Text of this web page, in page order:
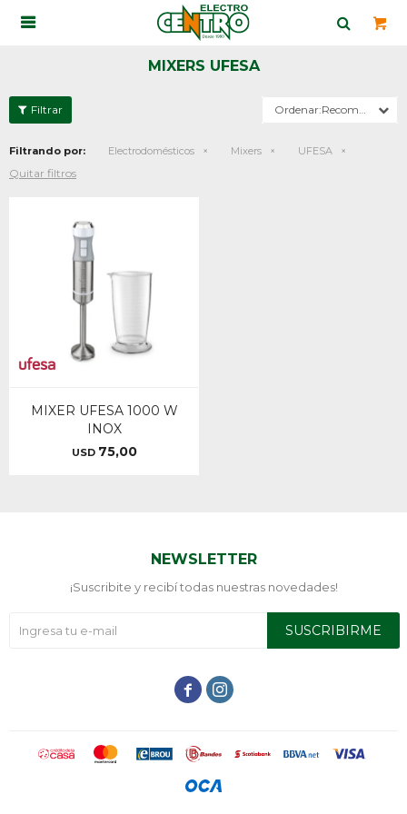

MIXERS UFESA
Recomendados
Filtrando por: Electrodomésticos Mixers UFESA
Quitar filtros
MIXER UFESA 1000 W
INOX
USD 75,00
NEWSLETTER
¡Suscribite y recibí todas nuestras novedades!
SUSCRIBIRME
 